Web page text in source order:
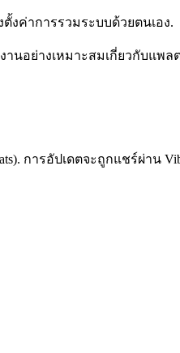
งค่าการรวมระบบด้วยตนเอง.
นอย่างเหมาะสมเกี่ยวกับแพ
การอัปเดตจะถูกแชร์ผ่าน